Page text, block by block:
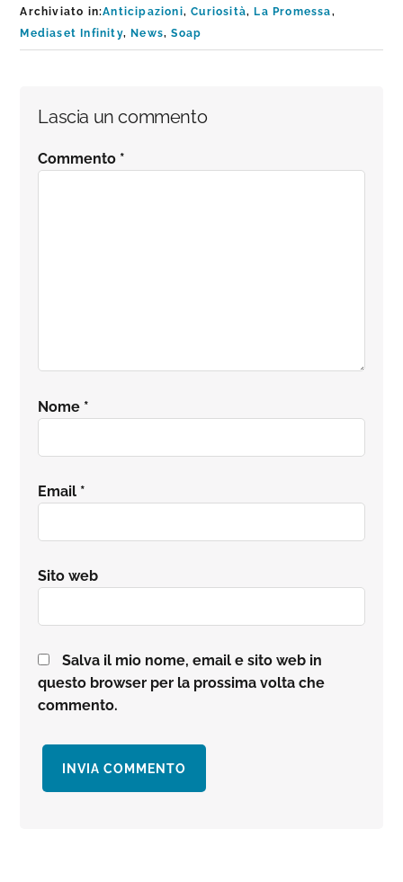
Archiviato in:Anticipazioni,Curiosità,La Promessa,
Mediaset Infinity,News,Soap
Interazioni
del
Lascia un commento
Commento *
Nome *
Email *
Sito web
Salva il mio nome, email e sito web in
questo browser per la prossima volta che
commento.